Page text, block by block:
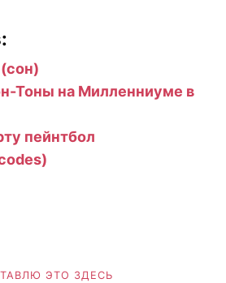
Тоны на Милленниуме в
пейнтбол
ЭТО ЗДЕСЬ